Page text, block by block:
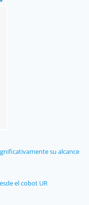
su alcance
el cobot UR